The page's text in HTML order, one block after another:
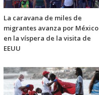
La caravana de miles de
migrantes avanza por México
en la víspera de la visita de
EEUU